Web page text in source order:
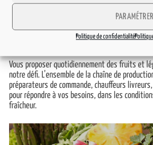
PARAMÉTRER
Politique de confidentialité
VOUS ÊTES UN PROFESSIONNEL ?
Vous proposer quotidiennement des fruits et
notre défi. L’ensemble de la chaîne de
préparateurs de commande, chauffeurs
pour répondre à vos besoins, dans les
fraîcheur.